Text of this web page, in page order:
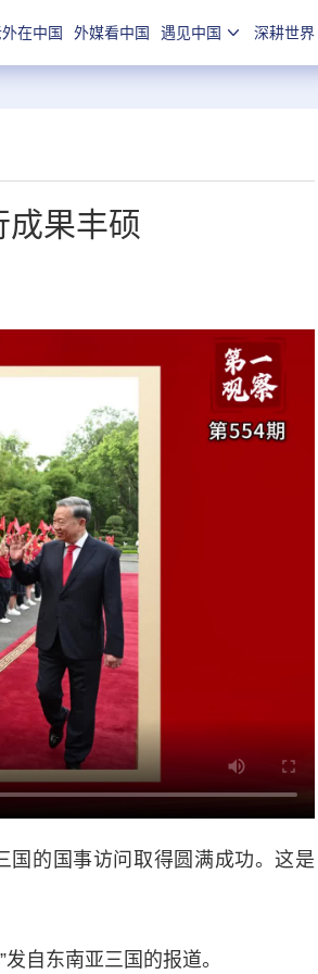
在中国 外媒看中国 遇见中国 深耕世界
成果丰硕
的国事访问取得圆满成功。这是
自东南亚三国的报道。